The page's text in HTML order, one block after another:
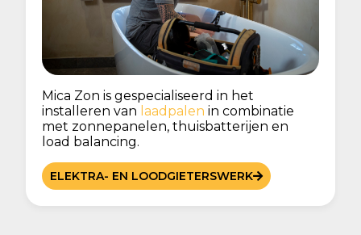
Mica Zon is gespecialiseerd in het
installeren van laadpalen in combinatie
met zonnepanelen, thuisbatterijen en
load balancing.
ELEKTRA- EN LOODGIETERSWERK